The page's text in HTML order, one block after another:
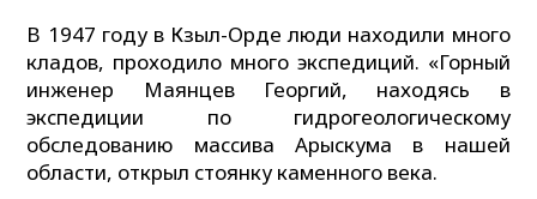
В 1947 году в Кзыл-Орде люди находили много
кладов, проходило много экспедиций. «Горный
инженер Маянцев Георгий, находясь в
экспедиции по гидрогеологическому
обследованию массива Арыскума в нашей
области, открыл стоянку каменного века.